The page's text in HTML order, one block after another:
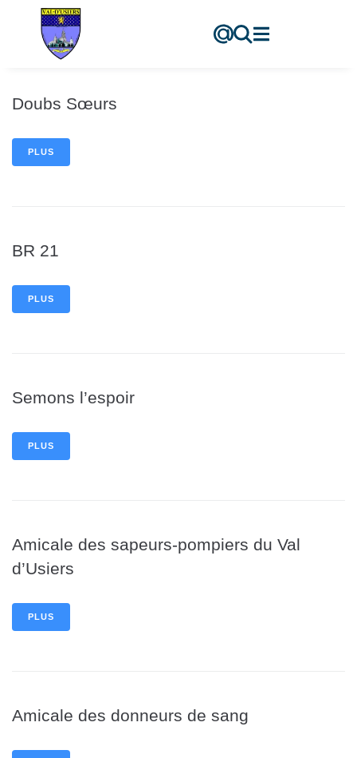
principal
Doubs Sœurs
PLUS
BR 21
PLUS
Semons l’espoir
PLUS
Amicale des sapeurs-pompiers du Val
d’Usiers
PLUS
Amicale des donneurs de sang